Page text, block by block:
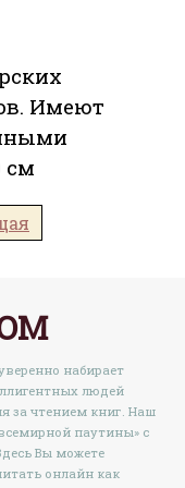
Имеют
см
набирает
людей
за чтением книг. Наш
паутины» с
Вы можете
онлайн как